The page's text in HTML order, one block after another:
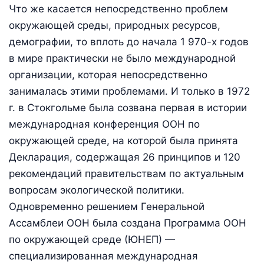
Что же касается непосредственно проблем
окружающей среды, природных ресурсов,
демографии, то вплоть до начала 1 970-х годов
в мире практически не было международной
организации, которая непосредственно
занималась этими проблемами. И только в 1972
г. в Стокгольме была созвана первая в истории
международная конференция ООН по
окружающей среде, на которой была принята
Декларация, содержащая 26 принципов и 120
рекомендаций правительствам по актуальным
вопросам экологической политики.
Одновременно решением Генеральной
Ассамблеи ООН была создана Программа ООН
по окружающей среде (ЮНЕП) —
специализированная международная